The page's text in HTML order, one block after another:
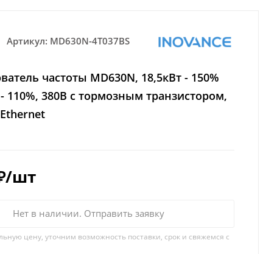
Артикул: MD630N-4T037BS
частоты MD630N, 18,5кВт - 150%
110%, 380В с тормозным транзистором,
/шт
Нет в наличии. Отправить заявку
цену, уточним возможность поставки, срок и свяжемся с